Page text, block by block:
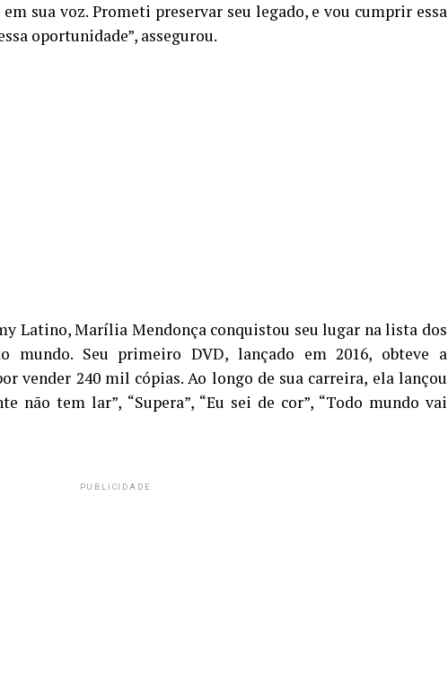
sua voz. Prometi preservar seu legado, e vou cumprir essa
oportunidade”, assegurou.
Latino, Marília Mendonça conquistou seu lugar na lista dos
mundo. Seu primeiro DVD, lançado em 2016, obteve a
vender 240 mil cópias. Ao longo de sua carreira, ela lançou
não tem lar”, “Supera”, “Eu sei de cor”, “Todo mundo vai
PUBLICIDADE